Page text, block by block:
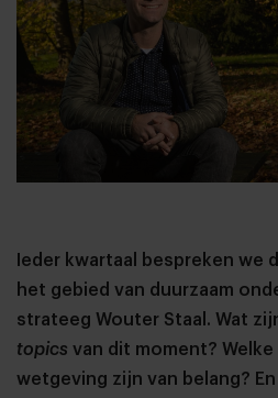
Ieder kwartaal bespreken we
het gebied van duurzaam
strateeg Wouter Staal. Wat
topics van dit moment?
wetgeving zijn van belang?